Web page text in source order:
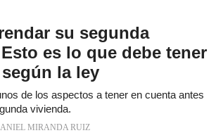
su segunda
es lo que debe tener
la ley
de los aspectos a tener en cuenta antes
vivienda.
MIRANDA RUIZ